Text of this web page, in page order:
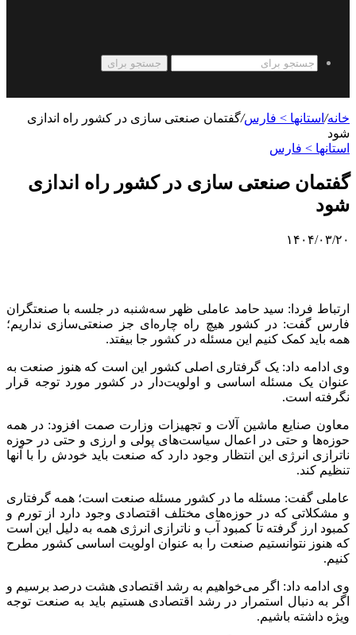
جستجو برای
خانه/ استانها > فارس/گفتمان صنعتی‌ سازی در کشور راه‌ اندازی
شود
استانها > فارس
گفتمان صنعتی‌ سازی در کشور راه‌ اندازی
شود
۱۴۰۴/۰۳/۲۰
ارتباط فردا: سید حامد عاملی ظهر سه‌شنبه در جلسه با صنعتگران
فارس گفت: در کشور هیچ راه چاره‌ای جز صنعتی‌سازی نداریم؛
همه باید کمک کنیم این مسئله در کشور جا بیفتد.
وی ادامه داد: یک گرفتاری اصلی کشور این است که هنوز صنعت به
عنوان یک مسئله اساسی و اولویت‌دار در کشور مورد توجه قرار
نگرفته است.
معاون صنایع ماشین آلات و تجهیزات وزارت صمت افزود: در همه
حوزه‌ها و حتی در اعمال سیاست‌های پولی و ارزی و حتی در حوزه
ناترازی انرژی این انتظار وجود دارد که صنعت باید خودش را با آنها
تنظیم کند.
عاملی گفت: مسئله ما در کشور مسئله صنعت است؛ همه گرفتاری
و مشکلاتی که در حوزه‌های مختلف اقتصادی وجود دارد از تورم و
کمبود ارز گرفته تا کمبود آب و ناترازی انرژی همه به دلیل این است
که هنوز نتوانستیم صنعت را به عنوان اولویت اساسی کشور مطرح
کنیم.
وی ادامه داد: اگر می‌خواهیم به رشد اقتصادی هشت درصد برسیم و
اگر به دنبال استمرار در رشد اقتصادی هستیم باید به صنعت توجه
ویژه داشته باشیم.